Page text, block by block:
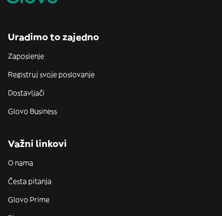
Uradimo to zajedno
Zaposlenje
Registruj svoje poslovanje
Dostavljači
Glovo Business
Važni linkovi
O nama
Česta pitanja
Glovo Prime